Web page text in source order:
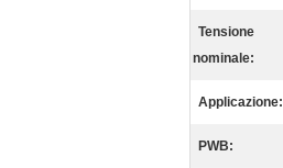
Tensione
nominale:
Applicazione:
PWB: